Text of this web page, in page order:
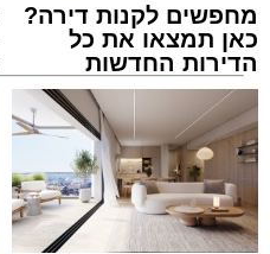
מחפשים לקנות דירה?
כאן תמצאו את כל
הדירות החדשות
למכירה באשדוד >>>